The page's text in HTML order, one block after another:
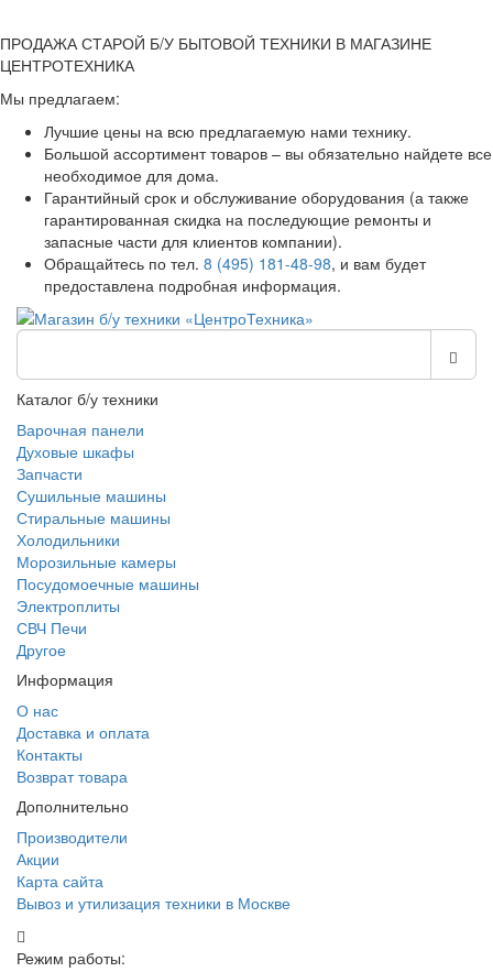
ПРОДАЖА СТАРОЙ Б/У БЫТОВОЙ ТЕХНИКИ В МАГАЗИНЕ
ЦЕНТРОТЕХНИКА
Мы предлагаем:
Лучшие цены на всю предлагаемую нами технику.
Большой ассортимент товаров – вы обязательно найдете все
необходимое для дома.
Гарантийный срок и обслуживание оборудования (а также
гарантированная скидка на последующие ремонты и
запасные части для клиентов компании).
Обращайтесь по тел. 8 (495) 181-48-98, и вам будет
предоставлена подробная информация.
Каталог б/у техники
Варочная панели
Духовые шкафы
Запчасти
Сушильные машины
Стиральные машины
Холодильники
Морозильные камеры
Посудомоечные машины
Электроплиты
СВЧ Печи
Другое
Информация
О нас
Доставка и оплата
Контакты
Возврат товара
Дополнительно
Производители
Акции
Карта сайта
Вывоз и утилизация техники в Москве
Режим работы: